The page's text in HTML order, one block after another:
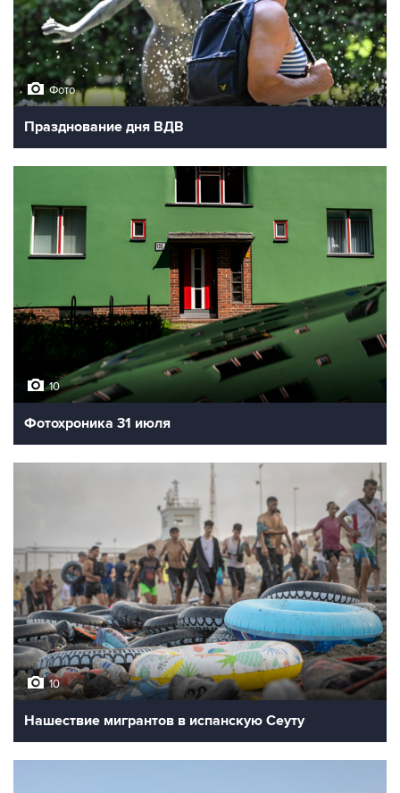
Фото
Празднование дня ВДВ
10
Фотохроника 31 июля
10
Нашествие мигрантов в испанскую Сеуту